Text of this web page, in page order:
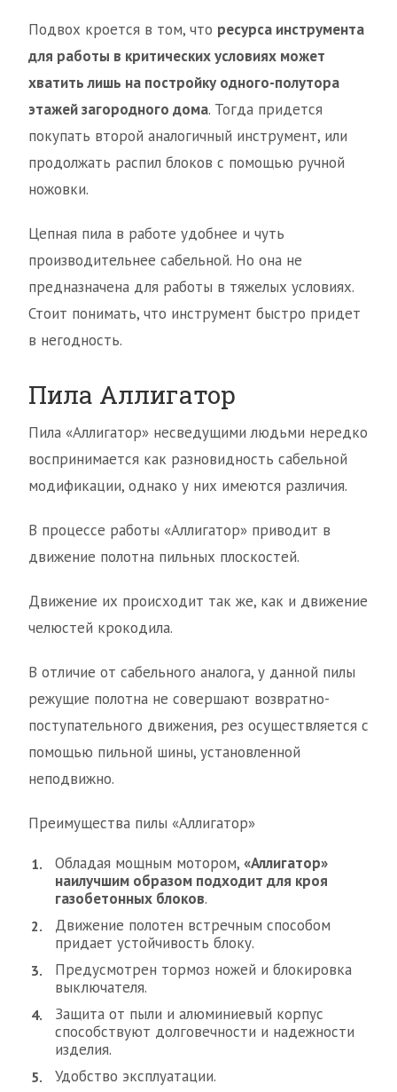
Подвох кроется в том, что ресурса инструмента
для работы в критических условиях может
хватить лишь на постройку одного-полутора
этажей загородного дома. Тогда придется
покупать второй аналогичный инструмент, или
продолжать распил блоков с помощью ручной
ножовки.
Цепная пила в работе удобнее и чуть
производительнее сабельной. Но она не
предназначена для работы в тяжелых условиях.
Стоит понимать, что инструмент быстро придет
в негодность.
Пила Аллигатор
Пила «Аллигатор» несведущими людьми нередко
воспринимается как разновидность сабельной
модификации, однако у них имеются различия.
В процессе работы «Аллигатор» приводит в
движение полотна пильных плоскостей.
Движение их происходит так же, как и движение
челюстей крокодила.
В отличие от сабельного аналога, у данной пилы
режущие полотна не совершают возвратно-
поступательного движения, рез осуществляется с
помощью пильной шины, установленной
неподвижно.
Преимущества пилы «Аллигатор»
Обладая мощным мотором, «Аллигатор»
наилучшим образом подходит для кроя
газобетонных блоков.
Движение полотен встречным способом
придает устойчивость блоку.
Предусмотрен тормоз ножей и блокировка
выключателя.
Защита от пыли и алюминиевый корпус
способствуют долговечности и надежности
изделия.
Удобство эксплуатации.